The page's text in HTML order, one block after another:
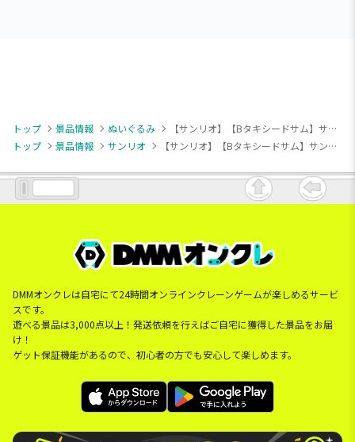
トップ 景品情報 ぬいぐるみ
【サンリオ】【Bタキシードサム】サンリオキャラクターズ ハートポシェットドールBIGタイプ2
トップ
景品情報 サンリオ 【サンリオ】【Bタキシードサム】サンリオキャラクターズ ハートポシェットドールBIGタイプ2
DMMオンクレは自宅にて24時間オンラインクレーンゲームが楽しめるサービ
スです。
遊べる景品は3,000点以上！発送依頼を行えばご自宅に獲得した景品をお届
け！
ゲット保証機能があるので、初心者の方でも安心して楽しめます。